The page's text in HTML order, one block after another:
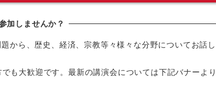
加しませんか？
から、歴史、経済、宗教等々様々な分野についてお話し
も大歓迎です。最新の講演会については下記バナーより